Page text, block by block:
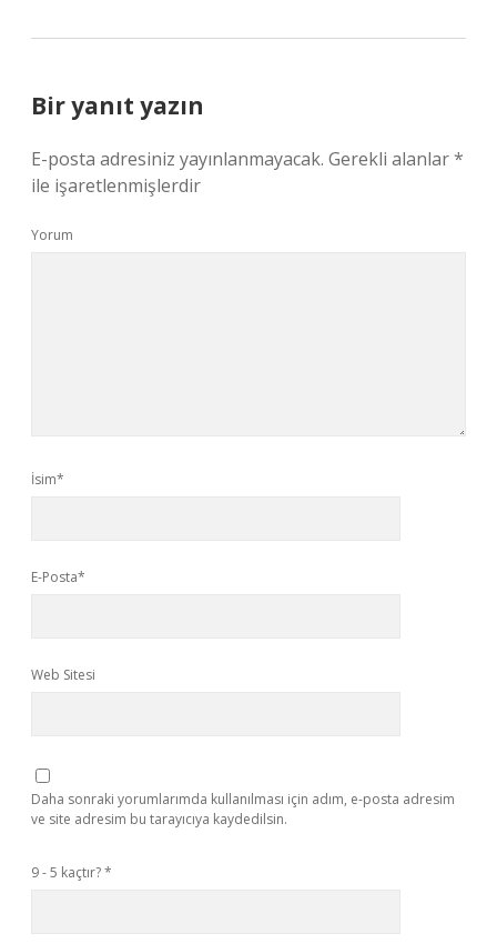
Bir yanıt yazın
E-posta adresiniz yayınlanmayacak. Gerekli alanlar*
ile işaretlenmişlerdir
Yorum
İsim*
E-Posta*
Web Sitesi
Daha sonraki yorumlarımda kullanılması için adım, e-posta adresim
ve site adresim bu tarayıcıya kaydedilsin.
9 - 5 kaçtır?*